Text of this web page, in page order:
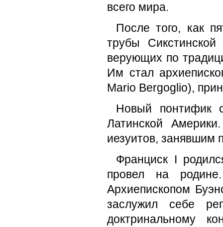
всего мира.
После того, как
трубы
верующих по
Им стал
Mario Bergoglio),
Новый понтифик
Латинской
иезуитов, занявшим
Франциск I
провел на
Архиепископом
заслужил себе
доктринальному